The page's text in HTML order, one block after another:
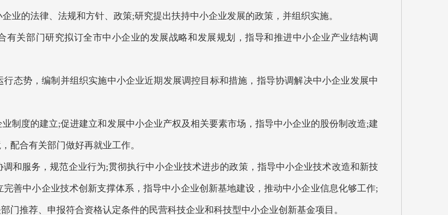
业的法律、法规和方针、政策;研究提出扶持中小企业发展的政策，并组织实施。
有关部门研究拟订全市中小企业的发展战略和发展规划，指导和推进中小企业产业结构调
态势，编制并组织实施中小企业近期发展调控目标和措施，指导协调解决中小企业发展中
制度的建立;促进建立和发展中小企业产权及相关要素市场，指导中小企业的股份制改造;建
配合有关部门做好再就业工作。
和服务，规范企业行为;贯彻执行中小企业技术进步的政策，指导中小企业技术改造和新技
善中小企业技术创新支撑体系，指导中小企业创新基地建设，推动中小企业信息化够工作;
门推荐、申报符合资格认定条件的民营科技企业和科技型中小企业创新基金项目。